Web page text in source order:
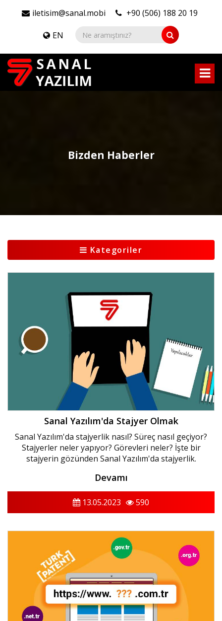
iletisim@sanal.mobi +90 (506) 188 20 19
EN
Bizden Haberler
Kategoriler
Sanal Yazılım'da Stajyer Olmak
Sanal Yazılım'da stajyerlik nasıl? Süreç nasıl geçiyor?
Stajyerler neler yapıyor? Görevleri neler? İşte bir
stajyerin gözünden Sanal Yazılım'da stajyerlik.
Devamı
13.05.2023 590